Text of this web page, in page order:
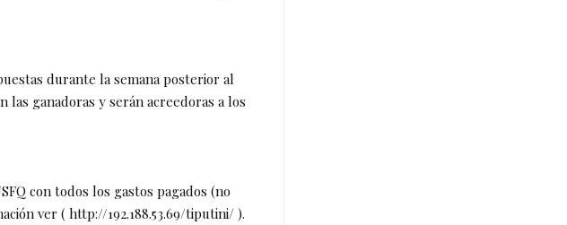
durante la semana posterior al
ganadoras y serán acreedoras a los
con todos los gastos pagados (no
ver ( http://192.188.53.69/tiputini/ ).